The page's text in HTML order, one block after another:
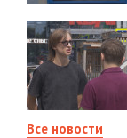
Все новости